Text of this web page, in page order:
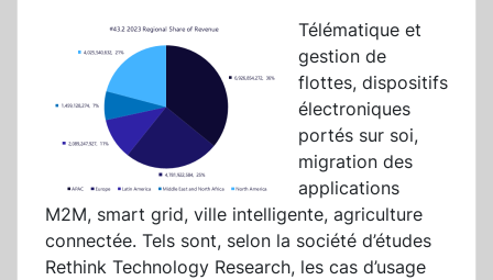
Télématique et
gestion de
flottes, dispositifs
électroniques
portés sur soi,
migration des
applications
M2M, smart grid, ville intelligente, agriculture
connectée. Tels sont, selon la société d’études
Rethink Technology Research, les cas d’usage